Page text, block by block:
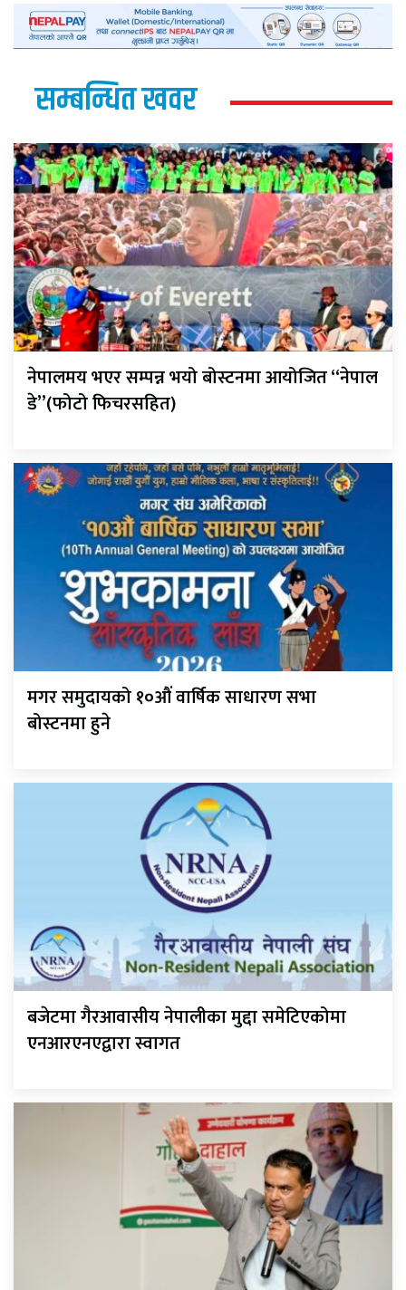
सम्बन्धित खवर
नेपालमय भएर सम्पन्न भयो बोस्टनमा आयोजित “नेपाल
डे”(फोटो फिचरसहित)
मगर समुदायको १०औं वार्षिक साधारण सभा
बोस्टनमा हुने
बजेटमा गैरआवासीय नेपालीका मुद्दा समेटिएकोमा
एनआरएनएद्वारा स्वागत